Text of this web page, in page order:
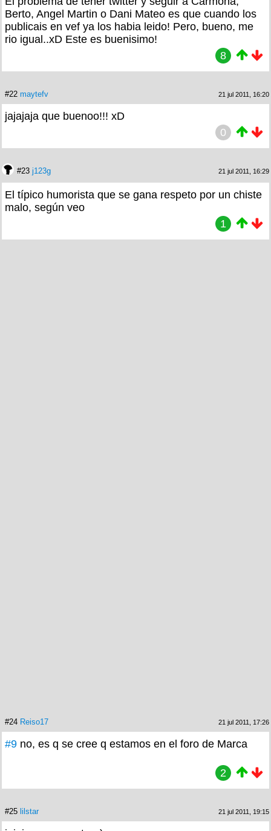
Berto, Angel Martin o Dani Mateo es que cuando los
publicais en vef ya los habia leido! Pero, bueno, me
rio igual..xD Este es buenisimo!
8
#22 maytefv 21 jul 2011, 16:20
jajajaja que buenoo!!! xD
0
#23 j123g 21 jul 2011, 16:29
El típico humorista que se gana respeto por un chiste
malo, según veo
1
#24 Reiso17 21 jul 2011, 17:26
#9 no, es q se cree q estamos en el foro de Marca
2
#25 lilstar 21 jul 2011, 19:15